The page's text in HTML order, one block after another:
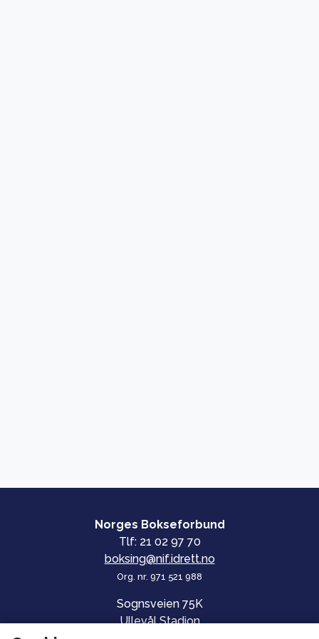
Norges Bokseforbund
Tlf: 21 02 97 70
boksing@nif.idrett.no
Org. nr. 971 521 988
Sognsveien 75K
Ullevål Stadion